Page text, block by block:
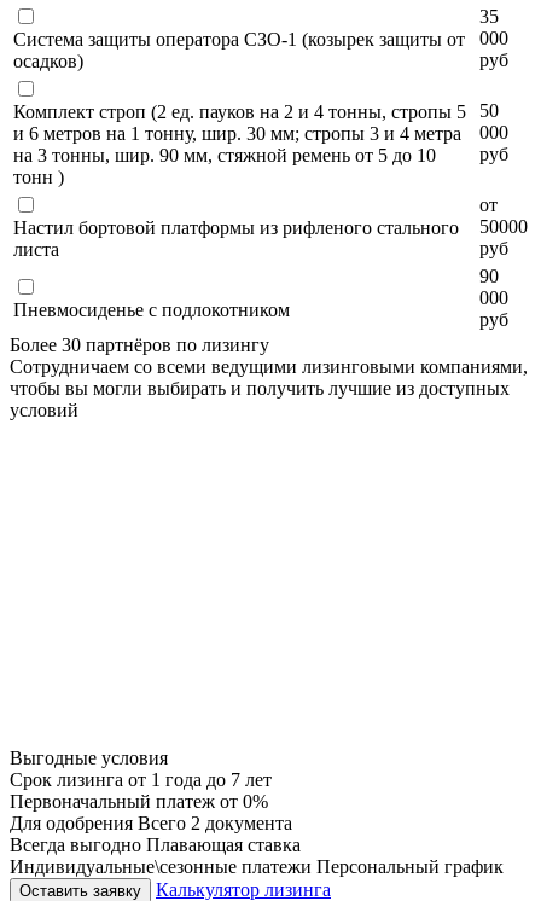
Система защиты оператора СЗО-1 (козырек защиты от
осадков)
35
000
руб
Комплект строп (2 ед. пауков на 2 и 4 тонны, стропы 5
и 6 метров на 1 тонну, шир. 30 мм; стропы 3 и 4 метра
на 3 тонны, шир. 90 мм, стяжной ремень от 5 до 10
тонн )
50
000
руб
Настил бортовой платформы из рифленого стального
листа
от
50000
руб
Пневмосиденье с подлокотником
90
000
руб
Более 30 партнёров по лизингу
Сотрудничаем со всеми ведущими лизинговыми компаниями,
чтобы вы могли выбирать и получить лучшие из доступных
условий
Выгодные условия
Срок лизинга от 1 года до 7 лет
Первоначальный платеж от 0%
Для одобрения Всего 2 документа
Всегда выгодно Плавающая ставка
Индивидуальные\сезонные платежи Персональный график
Оставить заявку Калькулятор лизинга